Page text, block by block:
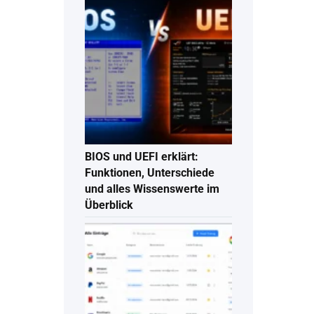
BIOS und UEFI erklärt:
Funktionen, Unterschiede
und alles Wissenswerte im
Überblick